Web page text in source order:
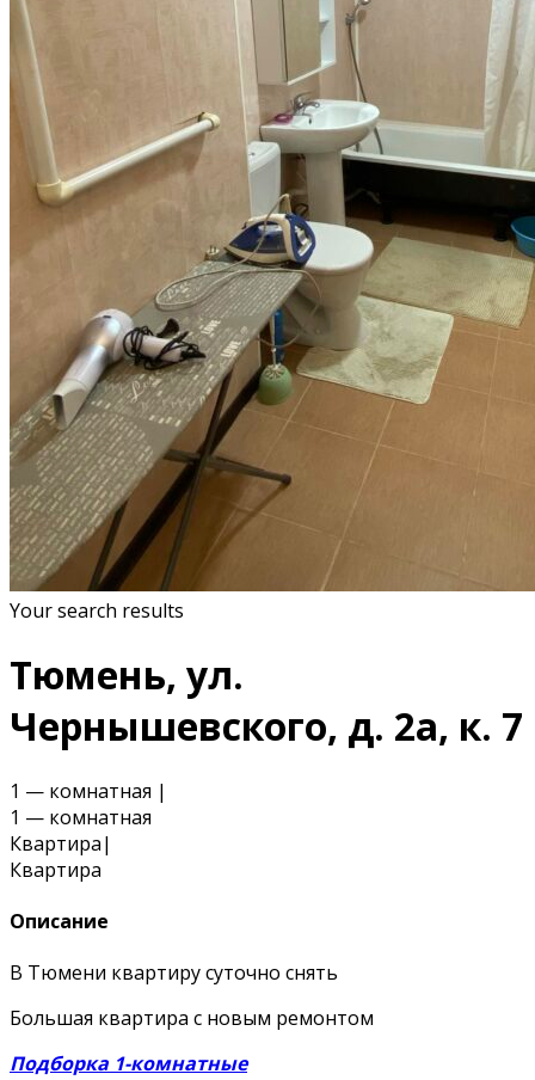
Your search results
Тюмень, ул.
Чернышевского, д. 2а, к. 7
1 — комнатная |
1 — комнатная
Квартира|
Квартира
Описание
В Тюмени квартиру суточно снять
Большая квартира с новым ремонтом
Подборка 1-комнатные